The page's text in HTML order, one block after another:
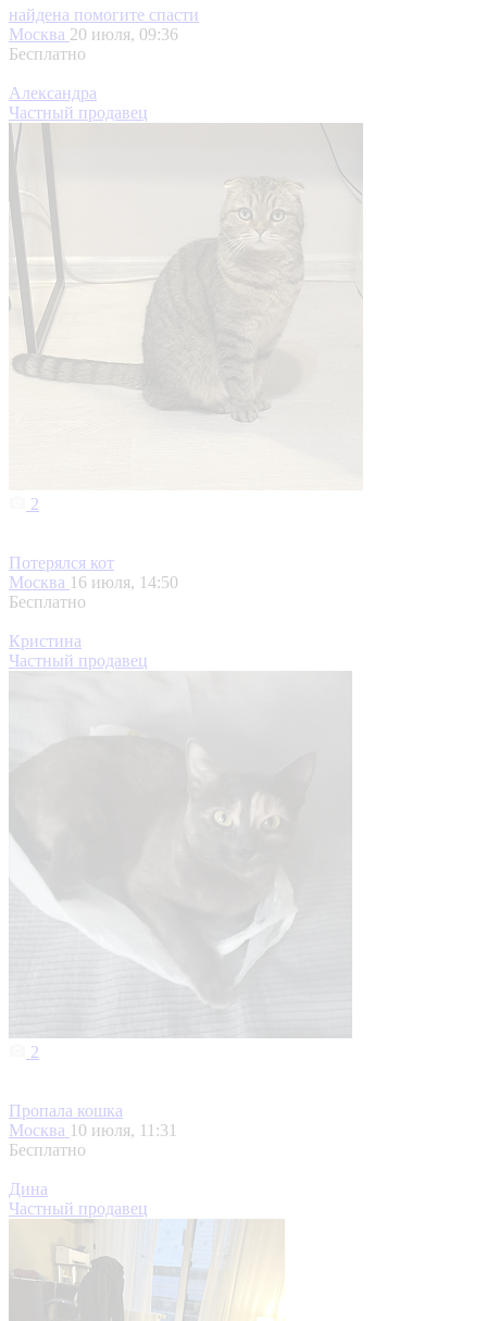
найдена помогите спасти
Москва 20 июля, 09:36
Бесплатно
Александра
Частный продавец
2
Потерялся кот
Москва 16 июля, 14:50
Бесплатно
Кристина
Частный продавец
2
Пропала кошка
Москва 10 июля, 11:31
Бесплатно
Дина
Частный продавец